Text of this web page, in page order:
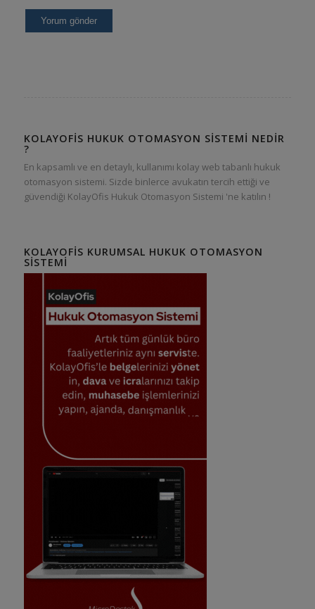
KOLAYOFIS HUKUK OTOMASYON SISTEMI NEDIR
?
En kapsamlı ve en detaylı, kullanımı kolay web tabanlı hukuk
otomasyon sistemi. Sizde binlerce avukatın tercih ettiği ve
güvendiği KolayOfis Hukuk Otomasyon Sistemi 'ne katılın !
KOLAYOFIS KURUMSAL HUKUK OTOMASYON
SISTEMI